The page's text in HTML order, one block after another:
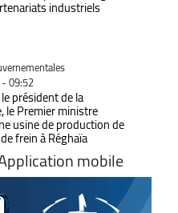
industriels
09:52
président de la
le Premier ministre
usine de production de
frein à Réghaïa
mobile